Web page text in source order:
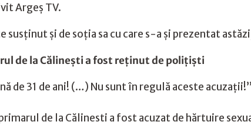
Argeș TV.
susținut și de soția sa cu care s-a și prezentat
de la Călinești a fost reținut de polițiști
de 31 de ani! (…) Nu sunt în regulă aceste
de la Călinesti a fost acuzat de hărtuire